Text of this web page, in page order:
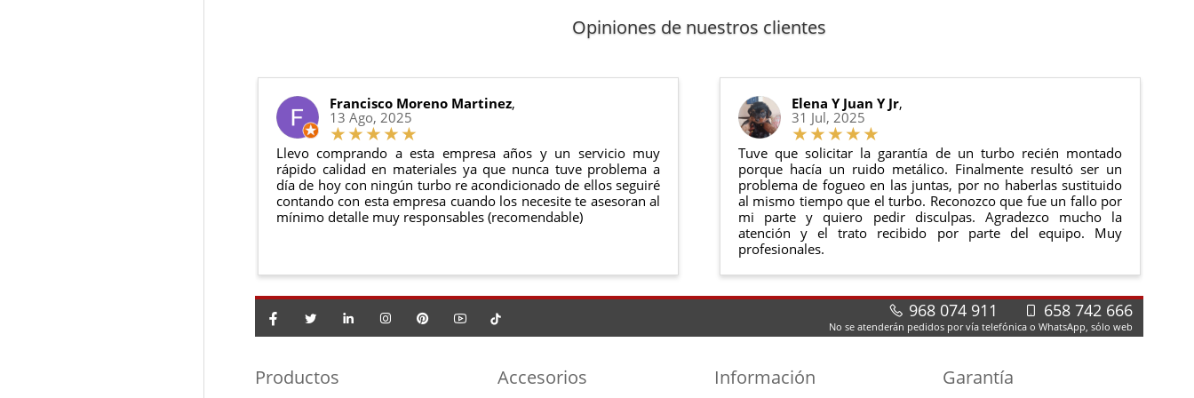
Todas nuestras garantías cumplen con la legislación vigente. Consulta nuestras condiciones generales
en nuestra web puedes ver en todo momento el estado de tu pedido.
El productono debe haber sido montado ni manipulado
Debe devolverse en suembalaje original perfectas condiciones
Opiniones de nuestros clientes
Francisco Moreno Martinez,
13 Ago, 2025
Llevo comprando a esta empresa años y un servicio muy
rápido calidad en materiales ya que nunca tuve problema a
día de hoy con ningún turbo re acondicionado de ellos seguiré
contando con esta empresa cuando los necesite te asesoran al
mínimo detalle muy responsables (recomendable)
Elena Y Juan Y Jr,
31 Jul, 2025
Tuve que solicitar la garantía de un turbo recién montado
porque hacía un ruido metálico. Finalmente resultó ser un
problema de fogueo en las juntas, por no haberlas sustituido
al mismo tiempo que el turbo. Reconozco que fue un fallo por
mi parte y quiero pedir disculpas. Agradezco mucho la
atención y el trato recibido por parte del equipo. Muy
profesionales.
968 074 911 658 742 666
No se atenderán pedidos por vía telefónica o WhatsApp, sólo web
Productos Accesorios Información Garantía